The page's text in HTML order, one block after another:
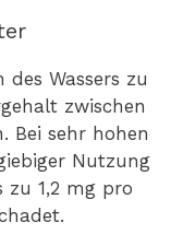
Wassers zu
zwischen
Bei sehr hohen
Nutzung
zu 1,2 mg pro